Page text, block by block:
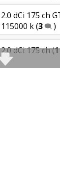
2.0 dCi 175 ch
115000 k(3 )
2.0 dCi 175 ch(1